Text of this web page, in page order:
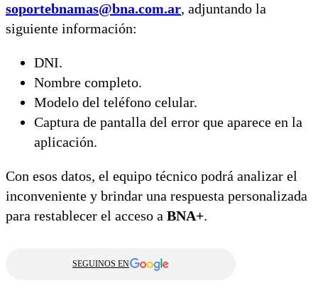
soportebnamas@bna.com.ar, adjuntando la
siguiente información:
DNI.
Nombre completo.
Modelo del teléfono celular.
Captura de pantalla del error que aparece en la
aplicación.
Con esos datos, el equipo técnico podrá analizar el
inconveniente y brindar una respuesta personalizada
para restablecer el acceso a BNA+.
SEGUINOS EN